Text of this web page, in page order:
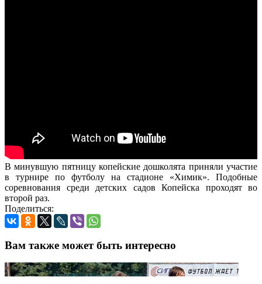
В минувшую пятницу копейские дошколята приняли участие
в турнире по футболу на стадионе «Химик». Подобные
соревнования среди детских садов Копейска проходят во
второй раз.
Поделиться:
Вам также может быть интересно